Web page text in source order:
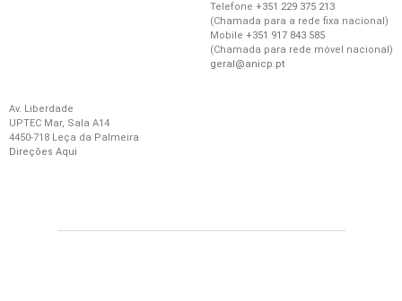
Telefone +351 229 375 213
(Chamada para a rede fixa nacional)
Mobile +351 917 843 585
(Chamada para rede móvel nacional)
geral@anicp.pt
Av. Liberdade
UPTEC Mar, Sala A14
4450-718 Leça da Palmeira
Direções Aqui